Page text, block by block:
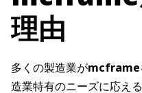
理由
多くの製造業がmcframe
造業特有のニーズに応え